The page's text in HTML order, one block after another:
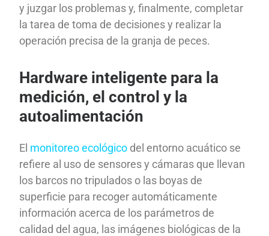
y juzgar los problemas y, finalmente, completar
la tarea de toma de decisiones y realizar la
operación precisa de la granja de peces.
Hardware inteligente para la
medición, el control y la
autoalimentación
El monitoreo ecológico del entorno acuático se
refiere al uso de sensores y cámaras que llevan
los barcos no tripulados o las boyas de
superficie para recoger automáticamente
información acerca de los parámetros de
calidad del agua, las imágenes biológicas de la